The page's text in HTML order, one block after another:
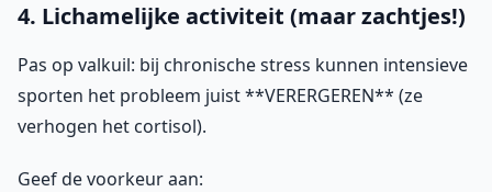
4. Lichamelijke activiteit (maar zachtjes!)
Pas op valkuil: bij chronische stress kunnen intensieve
sporten het probleem juist **VERERGEREN** (ze
verhogen het cortisol).
Geef de voorkeur aan: